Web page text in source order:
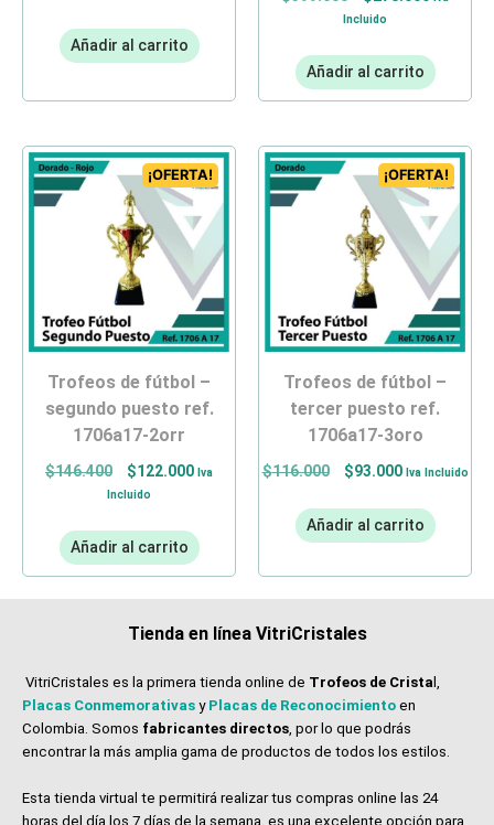
Añadir al carrito
Incluido
Añadir al carrito
¡OFERTA!
trofeos de fútbol –
segundo puesto ref.
1706a17-2orr
$146.400 $122.000 Iva
Incluido
Añadir al carrito
¡OFERTA!
trofeos de fútbol –
tercer puesto ref.
1706a17-3oro
$116.000 $93.000 Iva Incluido
Añadir al carrito
Tienda en línea VitriCristales
VitriCristales es la primera tienda online de Trofeos de Crista l,
Placas Conmemorativas y Placas de Reconocimiento en
Colombia. Somos fabricantes directos, por lo que podrás
encontrar la más amplia gama de productos de todos los estilos.
Esta tienda virtual te permitirá realizar tus compras online las 24
horas del día los 7 días de la semana, es una excelente opción para